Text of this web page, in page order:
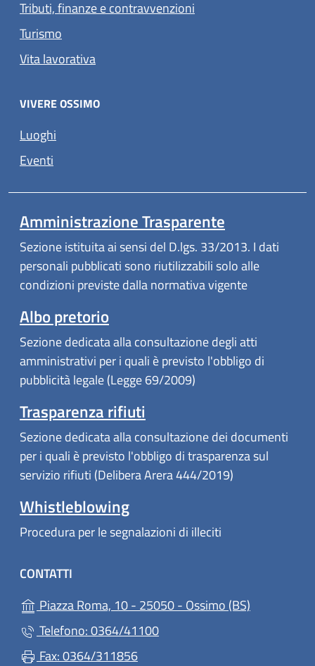
Tributi, finanze e contravvenzioni
Turismo
Vita lavorativa
VIVERE OSSIMO
Luoghi
Eventi
Amministrazione Trasparente
Sezione istituita ai sensi del D.lgs. 33/2013. I dati
personali pubblicati sono riutilizzabili solo alle
condizioni previste dalla normativa vigente
Albo pretorio
Sezione dedicata alla consultazione degli atti
amministrativi per i quali è previsto l'obbligo di
pubblicità legale (Legge 69/2009)
Trasparenza rifiuti
Sezione dedicata alla consultazione dei documenti
per i quali è previsto l'obbligo di trasparenza sul
servizio rifiuti (Delibera Arera 444/2019)
Whistleblowing
Procedura per le segnalazioni di illeciti
CONTATTI
Piazza Roma, 10 - 25050 - Ossimo (BS)
Telefono: 0364/41100
Fax: 0364/311856